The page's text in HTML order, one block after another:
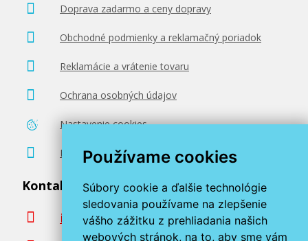
Používame cookies
Súbory cookie a ďalšie technológie
sledovania používame na zlepšenie
vášho zážitku z prehliadania našich
webových stránok, na to, aby sme vám
Doprava zadarmo a ceny dopravy
Obchodné podmienky a reklamačný poriadok
Reklamácie a vrátenie tovaru
Ochrana osobných údajov
Nastavenie cookies
Poradenstvo zadarmo
Kontaktujte nás
info@miroluk.sk